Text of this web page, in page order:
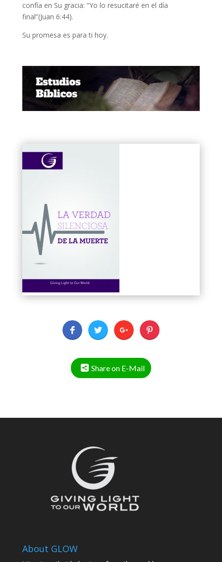
confía en Su gracia: “Yo lo resucitaré en el día
final”(Juan 6:44).
Su promesa es para ti hoy.
Share on E-Mail
About GLOW